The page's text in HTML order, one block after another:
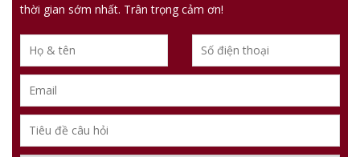
thời gian sớm nhất. Trân trọng cảm ơn!